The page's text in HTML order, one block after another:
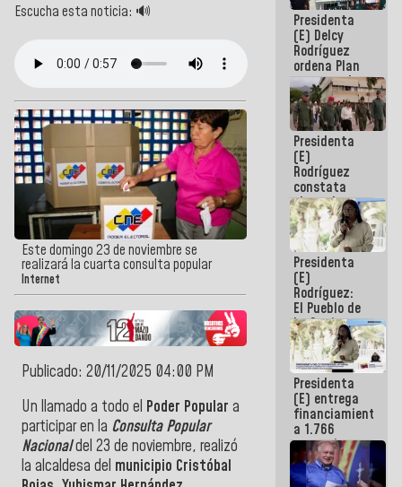
Escucha esta noticia: 🔊
Este domingo 23 de noviembre se
realizará la cuarta consulta popular
Internet
Publicado: 20/11/2025 04:00 PM
Un llamado a todo el Poder Popular a
participar en la Consulta Popular
Nacionaldel 23 de noviembre, realizó
la alcaldesa del municipio Cristóbal
Presidenta
(E) Delcy
Rodríguez
ordena Plan
maestro de
desarrollo
logístico y
turístico
para La
Guaira
Presidenta
(E)
Rodríguez
constata
obras de
rehabilitación
de Escuela
Militar de
Mamo en La
Guaira
Presidenta
(E)
Rodríguez:
El Pueblo de
La Guaira
siempre
estará
acompañada
por el
Gobierno
Nacional
Presidenta
(E) entrega
financiamientos
a 1.766
comerciantes
y
emprendedores